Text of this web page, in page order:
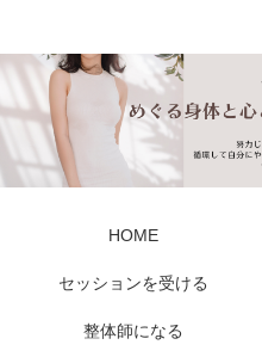
HOME
セッションを受ける
整体師になる